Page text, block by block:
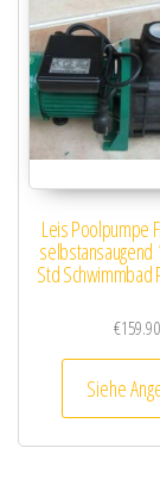
Leis Poolpumpe
selbstansaugend
Std Schwimmbad
€159.90
Siehe